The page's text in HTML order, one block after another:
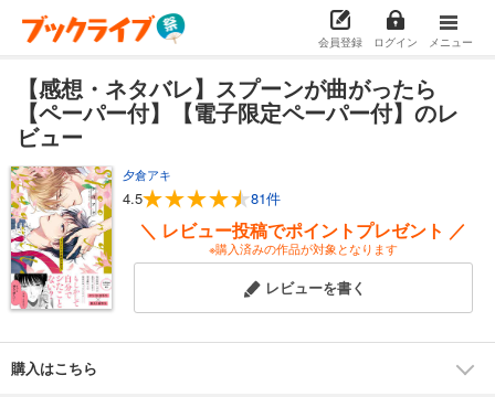
会員登録 ログイン メニュー
【感想・ネタバレ】スプーンが曲がったら
【ペーパー付】【電子限定ペーパー付】のレ
ビュー
夕倉アキ
4.5 81件
＼ レビュー投稿でポイントプレゼント ／
※購入済みの作品が対象となります
レビューを書く
購入はこちら